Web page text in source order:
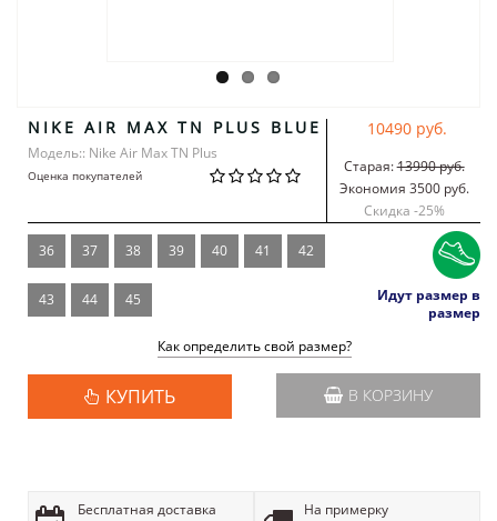
NIKE AIR MAX TN PLUS BLUE
Модель:: Nike Air Max TN Plus
Оценка покупателей
10490 руб.
Старая:13990 руб.
Экономия 3500 руб.
Скидка -25%
36 37 38 39 40 41 42
43 44 45
Идут размер в
размер
Как определить свой размер?
КУПИТЬ В КОРЗИНУ
Бесплатная доставка
На примерку